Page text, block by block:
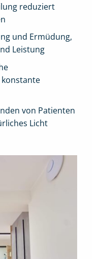
reduziert
und Ermüdung,
Leistung
von Patienten
Licht